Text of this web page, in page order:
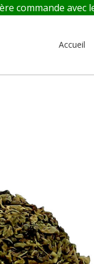
commande avec
Accueil